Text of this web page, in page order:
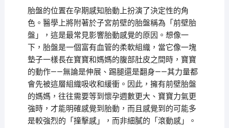
胎盤的位置在孕期感知胎動上扮演了決定性的角
色。醫學上將附著於子宮前壁的胎盤稱為「前壁胎
盤」，這是最常見影響胎動感覺的原因。想像一
下，胎盤是一個富有血管的柔軟組織，當它像一塊
墊子一樣長在寶寶和媽媽的腹部肚皮之間時，寶寶
的動作——無論是伸展、踢腿還是翻身——其力量都
會先被這層組織吸收和緩衝。因此，擁有前壁胎盤
的媽媽，往往需要等到懷孕週數更大、寶寶力氣更
強時，才能明確感覺到胎動，而且感覺到的可能多
是較強烈的「撞擊感」，而非細膩的「滾動感」。